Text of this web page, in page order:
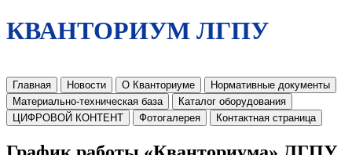
КВАНТОРИУМ ЛГПУ
Главная Новости О Кванториуме
Нормативные документы
Материально-техническая база
Каталог оборудования
ЦИФРОВОЙ КОНТЕНТ
Фотогалерея Контактная страница